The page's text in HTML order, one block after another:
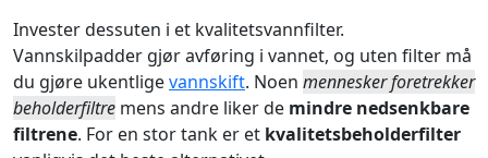
Invester dessuten i et kvalitetsvannfilter.
Vannskilpadder gjør avføring i vannet, og uten filter må
du gjøre ukentligevannskift. Noen mennesker foretrekker
beholderfiltre mens andre liker de mindre nedsenkbare
filtrene. For en stor tank er et kvalitetsbeholderfilter